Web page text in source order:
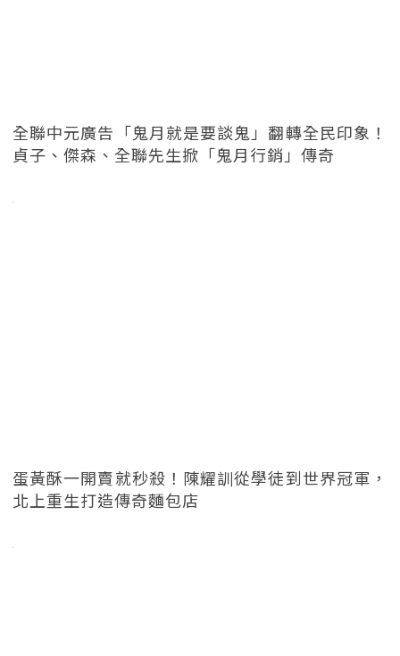
全聯中元廣告「鬼月就是要談鬼」翻轉全民印象！
貞子、傑森、全聯先生掀「鬼月行銷」傳奇
蛋黃酥一開賣就秒殺！陳耀訓從學徒到世界冠軍，
北上重生打造傳奇麵包店